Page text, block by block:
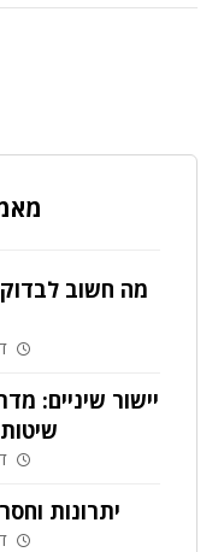
מה חשוב
יישור שיניים:
יתרונות